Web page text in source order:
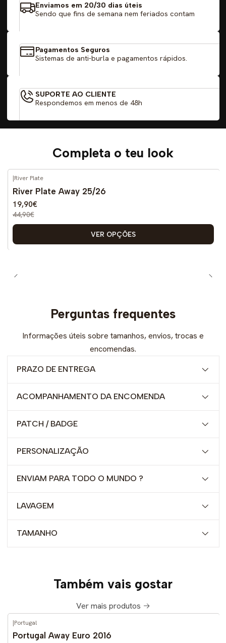
Enviamos em 20/30 dias úteis
Sendo que fins de semana nem feriados contam
Pagamentos Seguros
Sistemas de anti-burla e pagamentos rápidos.
SUPORTE AO CLIENTE
Respondemos em menos de 48h
Completa o teu look
DESCONTO
|River Plate
River Plate Away 25/26
19,90€
44,90€
VER OPÇÕES
Perguntas frequentes
Informações úteis sobre tamanhos, envios, trocas e
encomendas.
PRAZO DE ENTREGA
ACOMPANHAMENTO DA ENCOMENDA
PATCH / BADGE
PERSONALIZAÇÃO
ENVIAM PARA TODO O MUNDO ?
LAVAGEM
TAMANHO
Também vais gostar
Ver mais produtos
-59% DESCONTO
|Portugal
Portugal Away Euro 2016